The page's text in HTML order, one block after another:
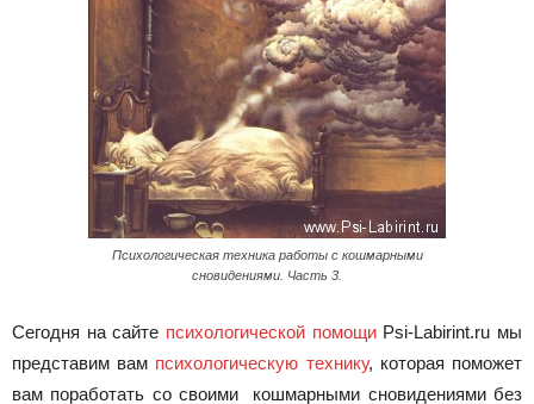
Психологическая техника работы с кошмарными
сновидениями. Часть 3.
Сегодня на сайте психологической помощиPsi-Labirint.ru мы
представим вам психологическую технику, которая поможет
вам поработать со своими кошмарными сновидениями без